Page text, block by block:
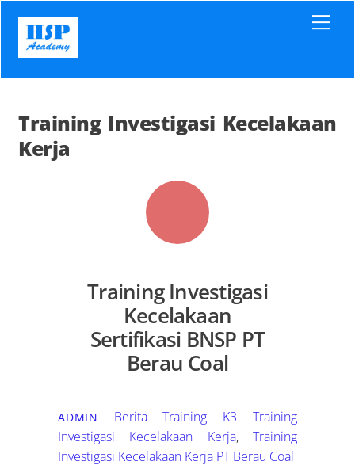
content
Training Investigasi Kecelakaan
Kerja
Training Investigasi
Kecelakaan
Sertifikasi BNSP PT
Berau Coal
ADMIN Berita Training K3
Training
Investigasi Kecelakaan Kerja, Training
Investigasi Kecelakaan Kerja PT Berau Coal